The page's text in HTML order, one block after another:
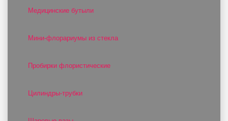
Медицинские бутыли
Мини-флорариумы из стекла
Пробирки флористические
Цилиндры-трубки